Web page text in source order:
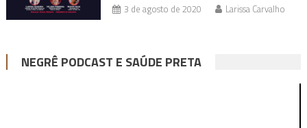
3 de agosto de 2020 Larissa Carvalho
NEGRÊ PODCAST E SAÚDE PRETA